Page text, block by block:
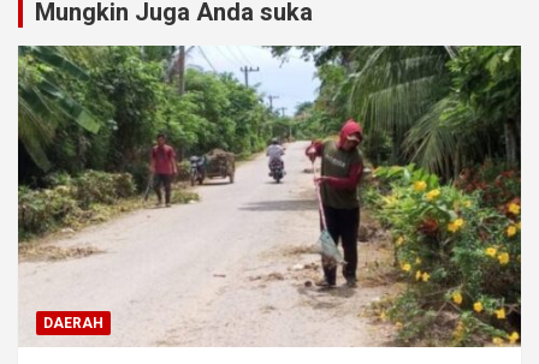
Mungkin Juga Anda suka
DAERAH